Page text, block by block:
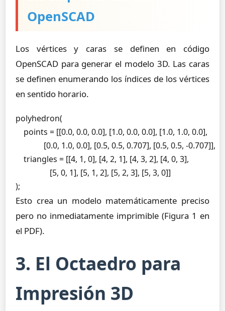
OpenSCAD
Los vértices y caras se definen en código
OpenSCAD para generar el modelo 3D. Las caras
se definen enumerando los índices de los vértices
en sentido horario.
polyhedron(
    points = [[0.0, 0.0, 0.0], [1.0, 0.0, 0.0], [1.0, 1.0, 0.0],
              [0.0, 1.0, 0.0], [0.5, 0.5, 0.707], [0.5, 0.5, -0.707]],
    triangles = [[4, 1, 0], [4, 2, 1], [4, 3, 2], [4, 0, 3],
                 [5, 0, 1], [5, 1, 2], [5, 2, 3], [5, 3, 0]]
);
Esto crea un modelo matemáticamente preciso
pero no inmediatamente imprimible (Figura 1 en
el PDF).
3. El Octaedro para
Impresión 3D